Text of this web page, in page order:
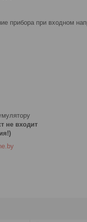
прибора при входном
не входит